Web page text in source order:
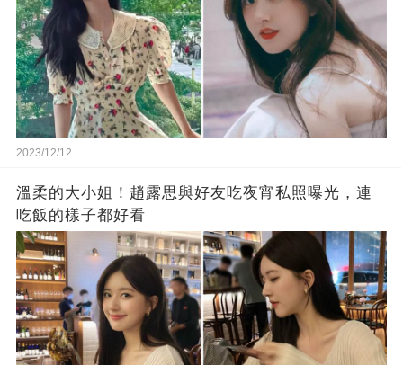
2023/12/12
溫柔的大小姐！趙露思與好友吃夜宵私照曝光，連
吃飯的樣子都好看